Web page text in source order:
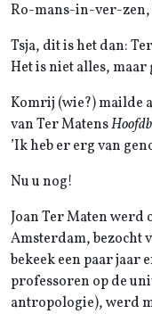
Ro-mans-in-ver-
Tsja, dit is het dan:
Het is niet alles, maar
Komrij (wie?) mailde
van Ter Matens
’Ik heb er erg van
Nu u nog!
Joan Ter Maten werd
Amsterdam, bezocht
bekeek een paar jaar
professoren op de
antropologie), werd